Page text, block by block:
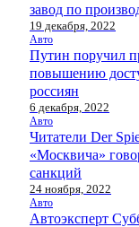
завод по
19 декабря, 2022
Авто
Путин поручил
повышению
россиян
6 декабря, 2022
Авто
Читатели Der
«Москвича»
санкций
24 ноября, 2022
Авто
Автоэксперт